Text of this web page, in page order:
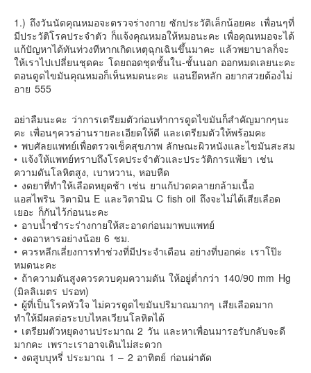
1.) ถึงวันนัดคุณหมอจะตรวจร่างกาย ซักประวัติเล็กน้อยคะ เพื่อนๆที่
มีประวัติโรคประจำตัว ก็แจ้งคุณหมอให้หมอนะคะ เพื่อคุณหมอจะได้
แก้ปัญหาได้ทันท่วงทีหากเกิดเหตุฉุกเฉินขึ้นมาคะ แล้วพยาบาลก็จะ
ให้เราไปเปลี่ยนชุดคะ โดยถอดชุดชั้นใน-ชั้นนอก ออกหมดเลยนะคะ
ตอนดูดไขมันคุณหมอก็เห็นหมดนะคะ แอนยึดหลัก อยากสวยต้องไม่
อาย 555
อย่าลืมนะคะ ว่าการเตรียมตัวก่อนทำการดูดไขมันก็สำคัญมากๆนะ
คะ เพื่อนๆควรอ่านรายละเอียดให้ดี และเตรียมตัวให้พร้อมคะ
• พบศัลยแพทย์เพื่อตรวจเช็คสุขภาพ ลักษณะผิวหนังและไขมันสะสม
• แจ้งให้แพทย์ทราบถึงโรคประจำตัวและประวัติการแพ้ยา เช่น
ความดันโลหิตสูง, เบาหวาน, หอบหืด
• งดยาที่ทำให้เลือดหยุดช้า เช่น ยาแก้ปวดคลายกล้ามเนื้อ
แอสไพริน วิตามิน E และวิตามิน C fish oil ถึงจะไม่ได้เสียเลือด
เยอะ ก็กันไว้ก่อนนะคะ
• อาบน้ำชำระร่างกายให้สะอาดก่อนมาพบแพทย์
• งดอาหารอย่างน้อย 6 ชม.
• ควรหลีกเลี่ยงการทำช่วงที่มีประจำเดือน อย่างที่บอกค่ะ เราโป๊ะ
หมดนะคะ
• ถ้าความดันสูงควรควบคุมความดัน ให้อยู่ต่ำกว่า 140/90 mm Hg
(มิลลิเมตร ปรอท)
• ผู้ที่เป็นโรคหัวใจ ไม่ควรดูดไขมันปริมาณมากๆ เสียเลือดมาก
ทำให้มีผลต่อระบบไหลเวียนโลหิตได้
• เตรียมตัวหยุดงานประมาณ 2 วัน และหาเพื่อนมารอรับกลับจะดี
มากคะ เพราะเราอาจเดินไม่สะดวก
• งดสูบบุหรี่ ประมาณ 1 – 2 อาทิตย์ ก่อนผ่าตัด